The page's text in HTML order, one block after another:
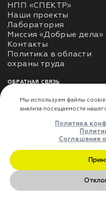
НПП «СПЕКТР»
Наши проекты
Лаборатория
Миссия «Добрые дела»
Контакты
Политика в области
ОБРАТНАЯ СВЯЗЬ
Использование
использования личных
Оферта
ДЛЯ ПАРТНЁРОВ
Преимущества